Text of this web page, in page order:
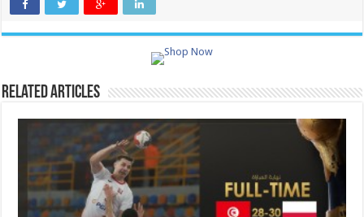
Related Articles